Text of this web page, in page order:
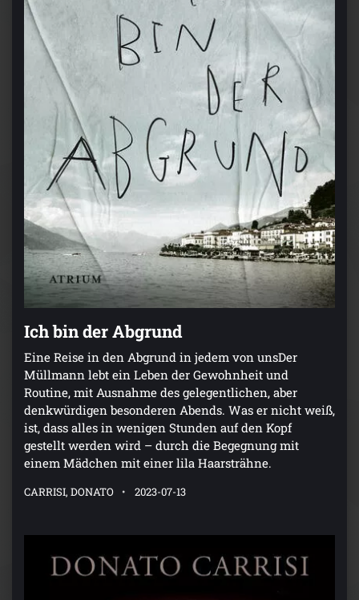
Ich bin der Abgrund
Eine Reise in den Abgrund in jedem von unsDer
Müllmann lebt ein Leben der Gewohnheit und
Routine, mit Ausnahme des gelegentlichen, aber
denkwürdigen besonderen Abends. Was er nicht weiß,
ist, dass alles in wenigen Stunden auf den Kopf
gestellt werden wird – durch die Begegnung mit
einem Mädchen mit einer lila Haarsträhne.
CARRISI, DONATO 2023-07-13